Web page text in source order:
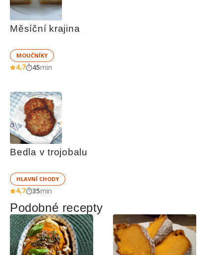
Měsíční krajina
MOUČNÍKY
4,7 45min
Bedla v trojobalu
HLAVNÍ CHODY
4,7 35min
Podobné recepty